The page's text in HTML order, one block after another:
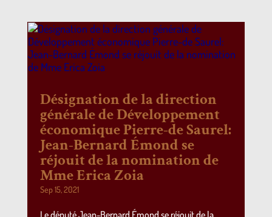
Désignation de la direction
générale de Développement
économique Pierre-de Saurel:
Jean-Bernard Émond se
réjouit de la nomination de
Mme Erica Zoia
Sep 15, 2021